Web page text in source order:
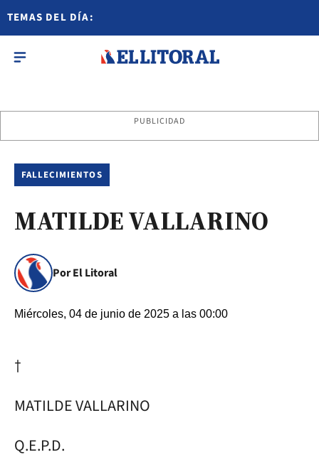
TEMAS DEL DÍA:
PUBLICIDAD
FALLECIMIENTOS
MATILDE VALLARINO
Por El Litoral
Miércoles, 04 de junio de 2025 a las 00:00
†
MATILDE VALLARINO
Q.E.P.D.